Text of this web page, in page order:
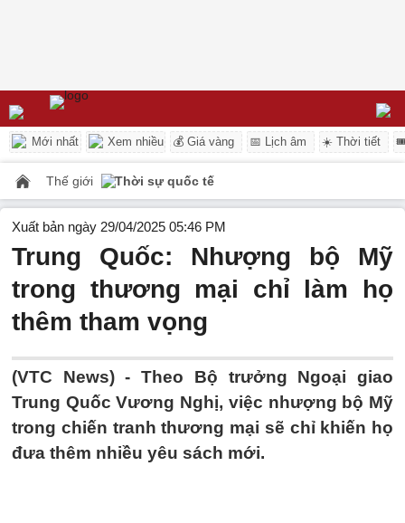
Mới nhất Xem nhiều 💰 Giá vàng 📅 Lịch âm ☀️ Thời tiết
Thế giới Thời sự quốc tế
Xuất bản ngày 29/04/2025 05:46 PM
Trung Quốc: Nhượng bộ Mỹ
trong thương mại chỉ làm họ
thêm tham vọng
(VTC News) -Theo Bộ trưởng Ngoại giao
Trung Quốc Vương Nghị, việc nhượng bộ Mỹ
trong chiến tranh thương mại sẽ chỉ khiến họ
đưa thêm nhiều yêu sách mới.